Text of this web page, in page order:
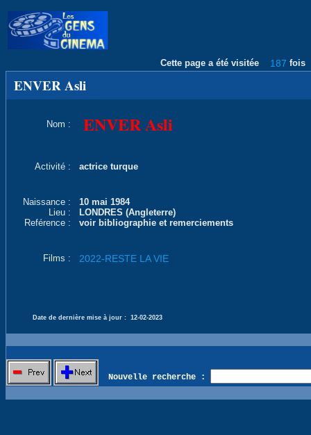
Cette page a été visitée 187 fois
ENVER Asli
Nom : ENVER Asli
Activité : actrice turque
Naissance :
10 mai 1984
Lieu :
LONDRES (Angleterre)
Reférence :
voir bibliographie et remerciements
Films : 2022-RESTE LA VIE
Date de dernière mise à jour : 12-02-2023
Nouvelle recherche :